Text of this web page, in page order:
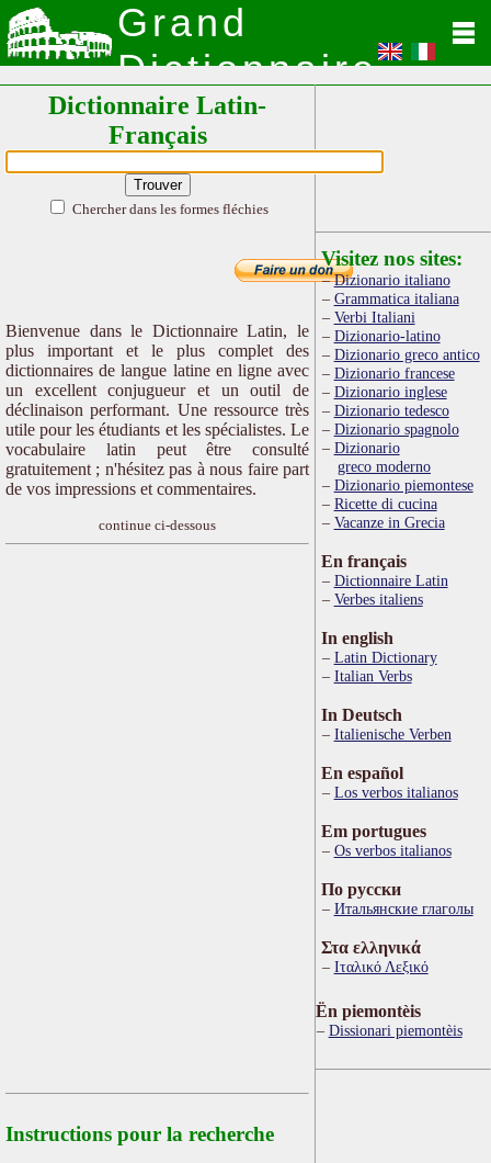
Grand
Dictionnaire
Latin
Dictionnaire Latin-
Français
Chercher dans les formes fléchies
Bienvenue dans le Dictionnaire Latin, le
plus important et le plus complet des
dictionnaires de langue latine en ligne avec
un excellent conjugueur et un outil de
déclinaison performant. Une ressource très
utile pour les étudiants et les spécialistes. Le
vocabulaire latin peut être consulté
gratuitement ; n'hésitez pas à nous faire part
de vos impressions et commentaires.
continue ci-dessous
Instructions pour la recherche
Visitez nos sites:
Dizionario italiano
Grammatica italiana
Verbi Italiani
Dizionario-latino
Dizionario greco antico
Dizionario francese
Dizionario inglese
Dizionario tedesco
Dizionario spagnolo
Dizionario
greco moderno
Dizionario piemontese
Ricette di cucina
Vacanze in Grecia
En français
Dictionnaire Latin
Verbes italiens
In english
Latin Dictionary
Italian Verbs
In Deutsch
Italienische Verben
En español
Los verbos italianos
Em portugues
Os verbos italianos
По русски
Итальянские глаголы
Στα ελληνικά
Ιταλικό Λεξικό
Ën piemontèis
Dissionari piemontèis